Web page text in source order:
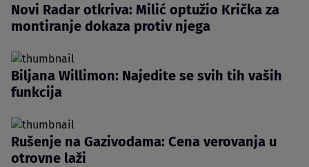
Novi Radar otkriva: Milić optužio Krička za
montiranje dokaza protiv njega
Biljana Willimon: Najedite se svih tih vaših
funkcija
Rušenje na Gazivodama: Cena verovanja u
otrovne laži